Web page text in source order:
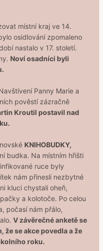
místní kraj ve 14.
osidlování zpomaleno
nastalo v 17. století.
Noví osadníci byli
Panny Marie a
pověstí zázračně
Kroutil postavil nad
KNIHOBUDKY,
budka. Na místním hřišti
ruce byly
nám přinesli nezbytné
kluci chystali oheň,
a kolotoče. Po celou
počasí nám přálo,
V závěrečné anketě se
se akce povedla a že
roku.